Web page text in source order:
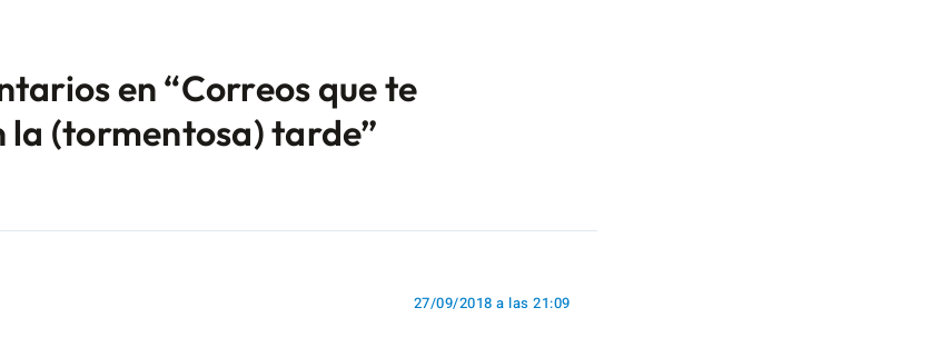
en “Correos que te
la (tormentosa) tarde”
27/09/2018 a las 21:09